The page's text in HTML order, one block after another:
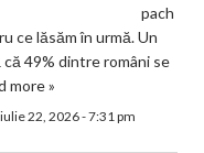
pach
ce lăsăm în urmă. Un
49% dintre români se
more »
iulie 22, 2026 - 7:31 pm